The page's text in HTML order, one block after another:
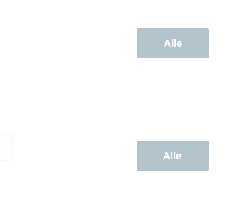
Alle
Alle